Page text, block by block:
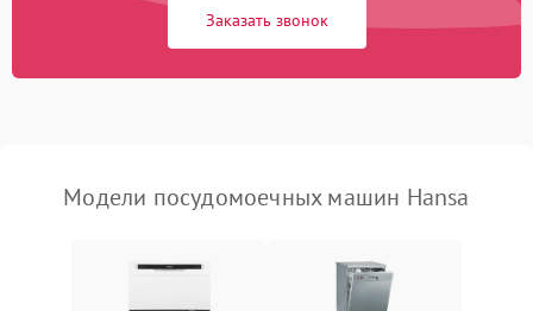
Заказать звонок
Модели посудомоечных машин Hansa